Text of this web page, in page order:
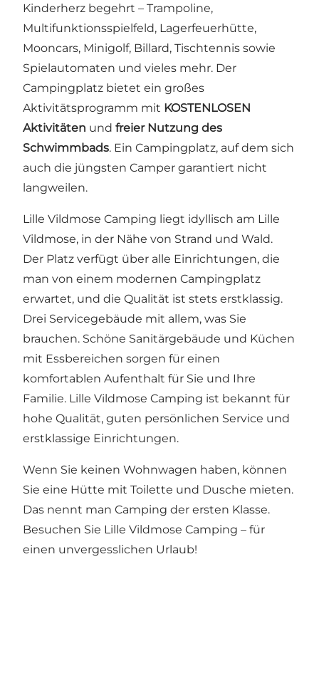
Kinderherz begehrt – Trampoline,
Multifunktionsspielfeld, Lagerfeuerhütte,
Mooncars, Minigolf, Billard, Tischtennis sowie
Spielautomaten und vieles mehr. Der
Campingplatz bietet ein großes
Aktivitätsprogramm mit KOSTENLOSEN
Aktivitäten und freier Nutzung des
Schwimmbads. Ein Campingplatz, auf dem sich
auch die jüngsten Camper garantiert nicht
langweilen.
Lille Vildmose Camping liegt idyllisch am Lille
Vildmose, in der Nähe von Strand und Wald.
Der Platz verfügt über alle Einrichtungen, die
man von einem modernen Campingplatz
erwartet, und die Qualität ist stets erstklassig.
Drei Servicegebäude mit allem, was Sie
brauchen. Schöne Sanitärgebäude und Küchen
mit Essbereichen sorgen für einen
komfortablen Aufenthalt für Sie und Ihre
Familie. Lille Vildmose Camping ist bekannt für
hohe Qualität, guten persönlichen Service und
erstklassige Einrichtungen.
Wenn Sie keinen Wohnwagen haben, können
Sie eine Hütte mit Toilette und Dusche mieten.
Das nennt man Camping der ersten Klasse.
Besuchen Sie Lille Vildmose Camping – für
einen unvergesslichen Urlaub!